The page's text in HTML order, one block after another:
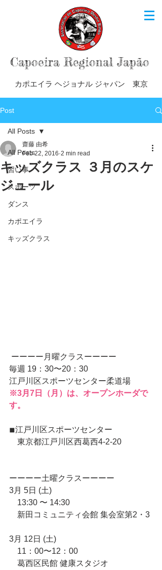
Capoeira Regional Japão
カポエイラ ヘジョナル ジャパン 東京
Post
All Posts
習い事
スポーツ
ダンス
カポエイラ
キッズクラス
All Posts
キッズクラス ３月のスケ
ジュール
齋藤 由希
Feb 22, 2016 2 min read
ーーーー月曜クラスーーーー
毎週 19：30〜20：30
江戸川区スポーツセンター柔道場
※3月7日（月）は、オープンホーダで
す。
◾︎江戸川区スポーツセンター
東京都江戸川区西葛西4-2-20
ーーーー土曜クラスーーーー
3月 5日 (土)
13:30 〜 14:30
新田コミュニティ会館 集会室第2・3
3月 12日 (土)
11：00〜12：00
葛西区民館 健康スタジオ